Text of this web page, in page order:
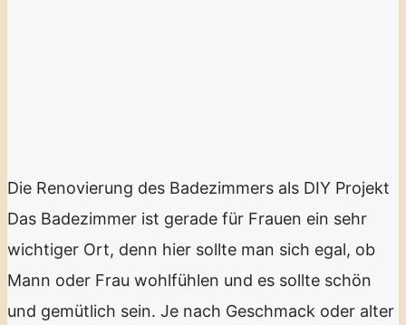
Die Renovierung des Badezimmers als DIY Projekt
Das Badezimmer ist gerade für Frauen ein sehr
wichtiger Ort, denn hier sollte man sich egal, ob
Mann oder Frau wohlfühlen und es sollte schön
und gemütlich sein. Je nach Geschmack oder alter